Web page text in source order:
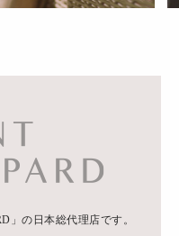
」の日本総代理店です。